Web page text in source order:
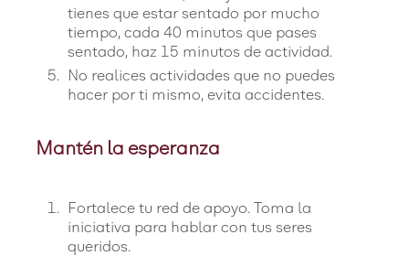
tienes que estar sentado por mucho
tiempo, cada 40 minutos que pases
sentado, haz 15 minutos de actividad.
No realices actividades que no puedes
hacer por ti mismo, evita accidentes.
Mantén la esperanza
Fortalece tu red de apoyo. Toma la
iniciativa para hablar con tus seres
queridos.